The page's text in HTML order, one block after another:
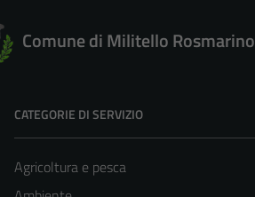
Comune di Militello Rosmarino
CATEGORIE DI SERVIZIO
Agricoltura e pesca